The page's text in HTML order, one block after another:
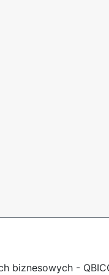
biznesowych -